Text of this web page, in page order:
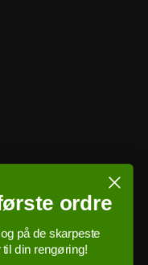
ordre
på de skarpeste
til din rengøring!